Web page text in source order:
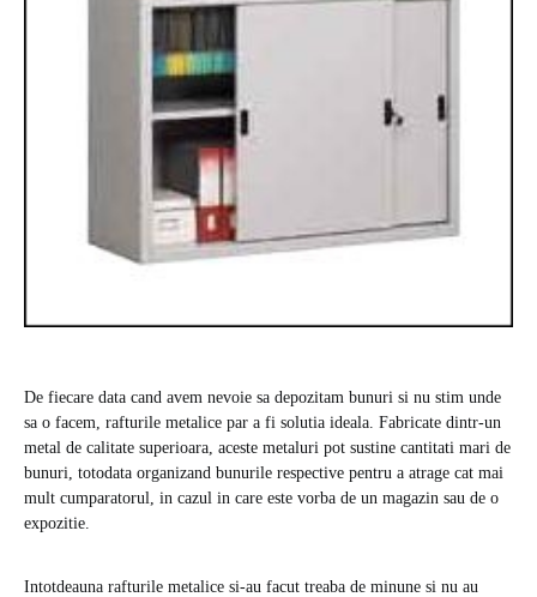
De fiecare data cand avem nevoie sa depozitam bunuri si nu stim unde
sa o facem, rafturile metalice par a fi solutia ideala. Fabricate dintr-un
metal de calitate superioara, aceste metaluri pot sustine cantitati mari de
bunuri, totodata organizand bunurile respective pentru a atrage cat mai
mult cumparatorul, in cazul in care este vorba de un magazin sau de o
expozitie.
Intotdeauna rafturile metalice si-au facut treaba de minune si nu au